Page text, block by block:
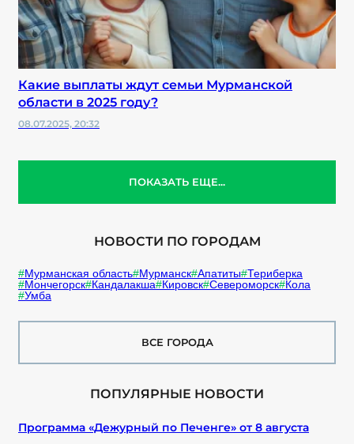
Какие выплаты ждут семьи Мурманской
области в 2025 году?
08.07.2025, 20:32
ПОКАЗАТЬ ЕЩЕ...
НОВОСТИ ПО ГОРОДАМ
Мурманская область Мурманск Апатиты Териберка
Мончегорск Кандалакша Кировск Североморск Кола
Умба
ВСЕ ГОРОДА
ПОПУЛЯРНЫЕ НОВОСТИ
Программа «Дежурный по Печенге» от 8 августа